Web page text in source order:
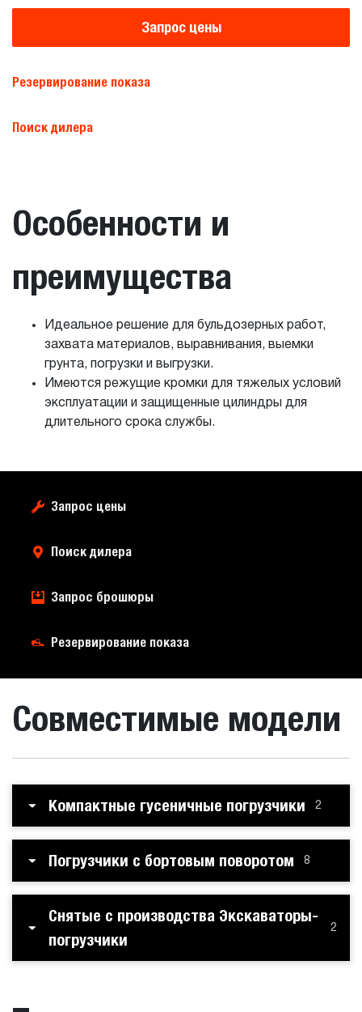
Запрос цены
Резервирование показа
Поиск дилера
Особенности и
преимущества
Идеальное решение для бульдозерных работ,
захвата материалов, выравнивания, выемки
грунта, погрузки и выгрузки.
Имеются режущие кромки для тяжелых условий
эксплуатации и защищенные цилиндры для
длительного срока службы.
Запрос цены
Поиск дилера
Запрос брошюры
Резервирование показа
Совместимые модели
Компактные гусеничные погрузчики 2
Погрузчики с бортовым поворотом 8
Снятые с производства Экскаваторы-
погрузчики
2